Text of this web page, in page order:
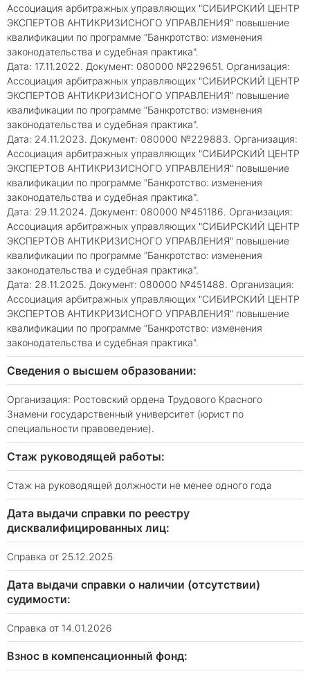
Ассоциация арбитражных управляющих "СИБИРСКИЙ ЦЕНТР
ЭКСПЕРТОВ АНТИКРИЗИСНОГО УПРАВЛЕНИЯ" повышение
квалификации по программе "Банкротство: изменения
законодательства и судебная практика".
Дата: 17.11.2022. Документ: 080000 №229651. Организация:
Ассоциация арбитражных управляющих "СИБИРСКИЙ ЦЕНТР
ЭКСПЕРТОВ АНТИКРИЗИСНОГО УПРАВЛЕНИЯ" повышение
квалификации по программе "Банкротство: изменения
законодательства и судебная практика".
Дата: 24.11.2023. Документ: 080000 №229883. Организация:
Ассоциация арбитражных управляющих "СИБИРСКИЙ ЦЕНТР
ЭКСПЕРТОВ АНТИКРИЗИСНОГО УПРАВЛЕНИЯ" повышение
квалификации по программе "Банкротство: изменения
законодательства и судебная практика".
Дата: 29.11.2024. Документ: 080000 №451186. Организация:
Ассоциация арбитражных управляющих "СИБИРСКИЙ ЦЕНТР
ЭКСПЕРТОВ АНТИКРИЗИСНОГО УПРАВЛЕНИЯ" повышение
квалификации по программе "Банкротство: изменения
законодательства и судебная практика".
Дата: 28.11.2025. Документ: 080000 №451488. Организация:
Ассоциация арбитражных управляющих "СИБИРСКИЙ ЦЕНТР
ЭКСПЕРТОВ АНТИКРИЗИСНОГО УПРАВЛЕНИЯ" повышение
квалификации по программе "Банкротство: изменения
законодательства и судебная практика".
Сведения о высшем образовании:
Организация: Ростовский ордена Трудового Красного
Знамени государственный университет (юрист по
специальности правоведение).
Стаж руководящей работы:
Стаж на руководящей должности не менее одного года
Дата выдачи справки по реестру
дисквалифицированных лиц:
Справка от 25.12.2025
Дата выдачи справки о наличии (отсутствии)
судимости:
Справка от 14.01.2026
Взнос в компенсационный фонд: